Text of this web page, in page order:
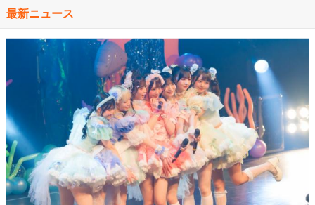
最新ニュース